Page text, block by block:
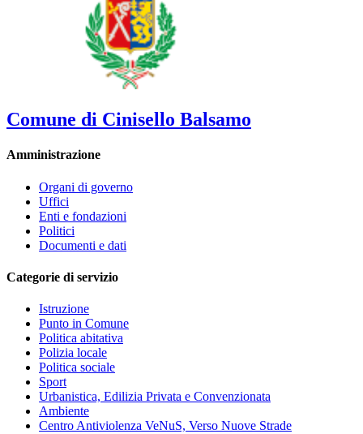
Comune di Cinisello Balsamo
Amministrazione
Organi di governo
Uffici
Enti e fondazioni
Politici
Documenti e dati
Categorie di servizio
Istruzione
Punto in Comune
Politica abitativa
Polizia locale
Politica sociale
Sport
Urbanistica, Edilizia Privata e Convenzionata
Ambiente
Centro Antiviolenza VeNuS, Verso Nuove Strade